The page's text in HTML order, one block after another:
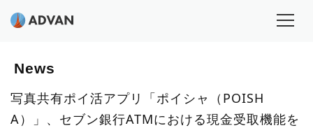
News
写真共有ポイ活アプリ「ポイシャ（POISH
A）」、セブン銀行ATMにおける現金受取機能を